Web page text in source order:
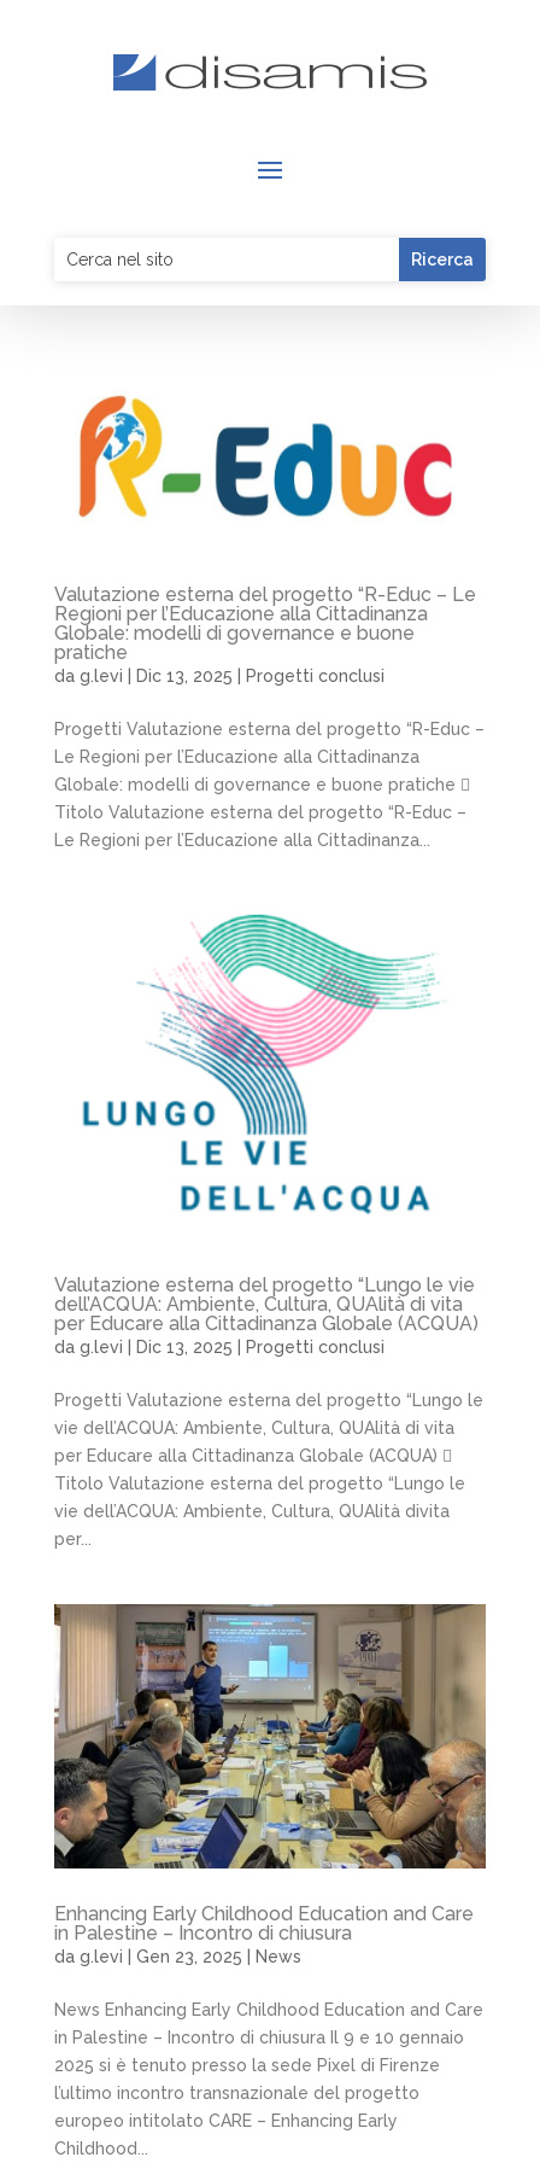
Valutazione esterna del progetto “R-Educ – Le
Regioni per l’Educazione alla Cittadinanza
Globale: modelli di governance e buone
pratiche
da g.levi Dic 13, 2025 Progetti conclusi
Progetti Valutazione esterna del progetto “R-Educ –
Le Regioni per l’Educazione alla Cittadinanza
Globale: modelli di governance e buone pratiche 
Titolo Valutazione esterna del progetto “R-Educ –
Le Regioni per l’Educazione alla Cittadinanza...
Valutazione esterna del progetto “Lungo le vie
dell’ACQUA: Ambiente, Cultura, QUAlità di vita
per Educare alla Cittadinanza Globale (ACQUA)
da g.levi Dic 13, 2025 Progetti conclusi
Progetti Valutazione esterna del progetto “Lungo le
vie dell’ACQUA: Ambiente, Cultura, QUAlità di vita
per Educare alla Cittadinanza Globale (ACQUA) 
Titolo Valutazione esterna del progetto “Lungo le
vie dell’ACQUA: Ambiente, Cultura, QUAlità divita
per...
Enhancing Early Childhood Education and Care
in Palestine – Incontro di chiusura
da g.levi Gen 23, 2025 News
News Enhancing Early Childhood Education and Care
in Palestine – Incontro di chiusura Il 9 e 10 gennaio
2025 si è tenuto presso la sede Pixel di Firenze
l’ultimo incontro transnazionale del progetto
europeo intitolato CARE – Enhancing Early
Childhood...